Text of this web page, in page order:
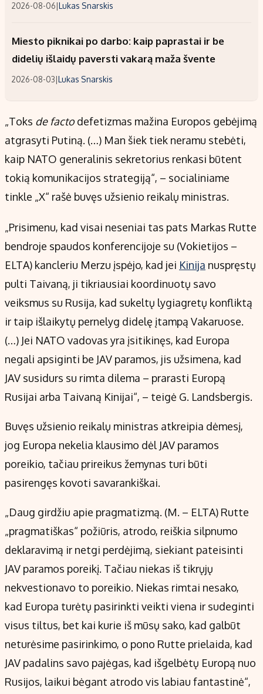
2026-08-06|Lukas Snarskis
Miesto piknikai po darbo: kaip paprastai ir be
didelių išlaidų paversti vakarą maža švente
2026-08-03|Lukas Snarskis
„Toks de factodefetizmas mažina Europos gebėjimą
atgrasyti Putiną. (…) Man šiek tiek neramu stebėti,
kaip NATO generalinis sekretorius renkasi būtent
tokią komunikacijos strategiją“, – socialiniame
tinkle „X“ rašė buvęs užsienio reikalų ministras.
„Prisimenu, kad visai neseniai tas pats Markas Rutte
bendroje spaudos konferencijoje su (Vokietijos –
ELTA) kancleriu Merzu įspėjo, kad jei Kinija nuspręstų
pulti Taivaną, ji tikriausiai koordinuotų savo
veiksmus su Rusija, kad sukeltų lygiagretų konfliktą
ir taip išlaikytų pernelyg didelę įtampą Vakaruose.
(…) Jei NATO vadovas yra įsitikinęs, kad Europa
negali apsiginti be JAV paramos, jis užsimena, kad
JAV susidurs su rimta dilema – prarasti Europą
Rusijai arba Taivaną Kinijai“, – teigė G. Landsbergis.
Buvęs užsienio reikalų ministras atkreipia dėmesį,
jog Europa nekelia klausimo dėl JAV paramos
poreikio, tačiau prireikus žemynas turi būti
pasirengęs kovoti savarankiškai.
„Daug girdžiu apie pragmatizmą. (M. – ELTA) Rutte
„pragmatiškas“ požiūris, atrodo, reiškia silpnumo
deklaravimą ir netgi perdėjimą, siekiant pateisinti
JAV paramos poreikį. Tačiau niekas iš tikrųjų
nekvestionavo to poreikio. Niekas rimtai nesako,
kad Europa turėtų pasirinkti veikti viena ir sudeginti
visus tiltus, bet kai kurie iš mūsų sako, kad galbūt
neturėsime pasirinkimo, o pono Rutte prielaida, kad
JAV padalins savo pajėgas, kad išgelbėtų Europą nuo
Rusijos, laikui bėgant atrodo vis labiau fantastinė“,